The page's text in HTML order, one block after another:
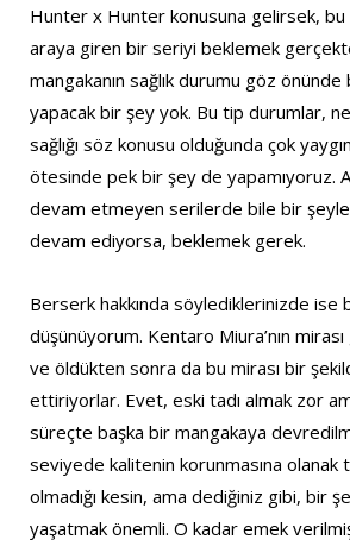
Hunter x Hunter konusuna gelirsek, bu
araya giren bir seriyi beklemek
mangakanın sağlık durumu göz
yapacak bir şey yok. Bu tip durumlar,
sağlığı söz konusu olduğunda çok
ötesinde pek bir şey de yapamıyoruz.
devam etmeyen serilerde bile bir
devam ediyorsa, beklemek gerek.
Berserk hakkında söylediklerinizde ise
düşünüyorum. Kentaro Miura’nın
ve öldükten sonra da bu mirası bir
ettiriyorlar. Evet, eski tadı almak zor
süreçte başka bir mangakaya
seviyede kalitenin korunmasına olanak
olmadığı kesin, ama dediğiniz gibi, bir
yaşatmak önemli. O kadar emek